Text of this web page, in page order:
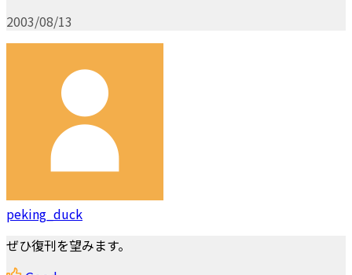
2003/08/13
peking_duck
ぜひ復刊を望みます。